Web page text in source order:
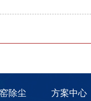
除尘 方案中心